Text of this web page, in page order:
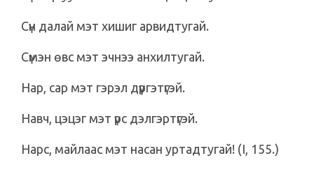
Сүн далай мэт хишиг арвидтугай.
Сүмэн өвс мэт эчнээ анхилтугай.
Нар, сар мэт гэрэл дүүргэтүгэй.
Навч, цэцэг мэт үрс дэлгэртүгэй.
Нарс, майлаас мэт насан уртадтугай! (I, 155.)